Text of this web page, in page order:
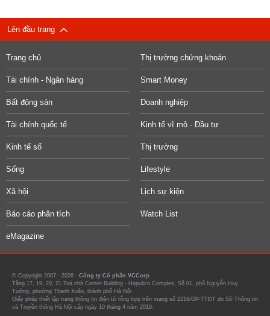
Lên đầu trang
Trang chủ Thị trường chứng khoán
Tài chính - Ngân hàng Smart Money
Bất động sản Doanh nghiệp
Tài chính quốc tế Kinh tế vĩ mô - Đầu tư
Kinh tế số Thị trường
Sống Lifestyle
Xã hội Lịch sự kiện
Báo cáo phân tích Watch List
eMagazine
© Copyright 2007 - 2026 - Công ty Cổ phần VCCorp.
Tầng 17, 19, 20, 21 Toà nhà Center Building - Hapulico Complex, Số 01, phố Nguyễn Huy
Tưởng, phường Thanh Xuân, thành phố Hà Nội
Giấy phép thiết lập trang thông tin điện tử tổng hợp trên mạng số 2216/GP-TTĐT do Sở Thông tin
và Truyền thông Hà Nội cấp ngày 10 tháng 4 năm 2019.